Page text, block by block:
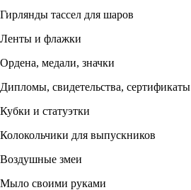
Гирлянды тассел для шаров
Ленты и флажки
Ордена, медали, значки
Дипломы, свидетельства, сертификаты
Кубки и статуэтки
Колокольчики для выпускников
Воздушные змеи
Мыло своими руками